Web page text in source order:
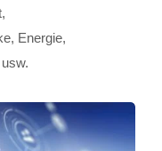
Energie,